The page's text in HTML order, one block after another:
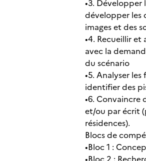
•3.
développer les
images et des
•4. Recueillir
avec la
du scénario
•5. Analyser
identifier des
•6.
et/ou par écrit
résidences).
Blocs de
•Bloc 1 :